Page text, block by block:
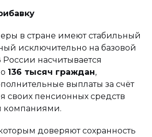
в стране имеют стабильный
исключительно на базовой
насчитывается
136 тысяч граждан,
выплаты за счёт
своих пенсионных средств
доверяют сохранность